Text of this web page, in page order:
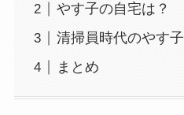
やす子の自宅は？
清掃員時代のやす子
まとめ